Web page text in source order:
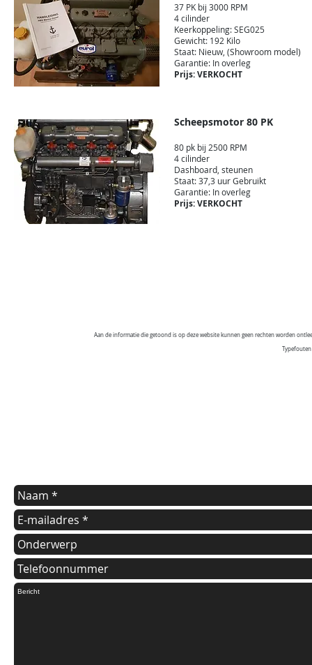
Scheepsmotor 80 PK
80 pk bij 2500 RPM
4 cilinder
Dashboard, steunen
Staat: 37,3 uur Gebruikt
Garantie: In overleg
Prijs: VERKOCHT
37 PK bij 3000 RPM
4 cilinder
Keerkoppeling: SEG025
Gewicht: 192 Kilo
Staat: Nieuw, (Showroom model)
Garantie: In overleg
Prijs: VERKOCHT
Aan de informatie die getoond is op deze website kunnen geen rechten worden